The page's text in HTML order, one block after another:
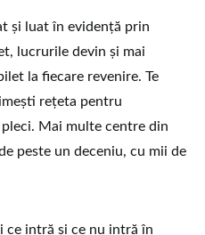
și luat în evidență prin
lucrurile devin și mai
la fiecare revenire. Te
rețeta pentru
Mai multe centre din
peste un deceniu, cu mii de
ce intră și ce nu intră în